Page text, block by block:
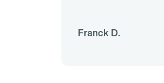
Franck D.